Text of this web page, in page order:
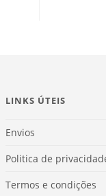
LINKS ÚTEIS
Envios
Politica de
Termos e condições